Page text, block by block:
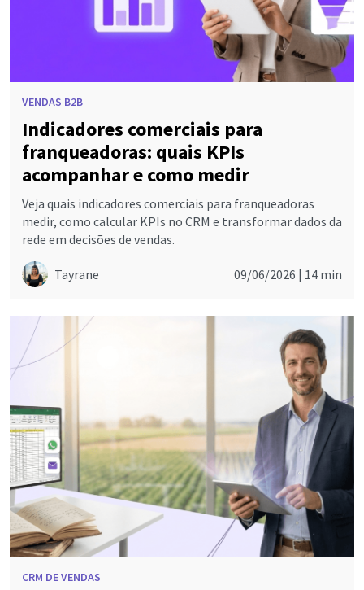
VENDAS B2B
Indicadores comerciais para
franqueadoras: quais KPIs
acompanhar e como medir
Veja quais indicadores comerciais para franqueadoras
medir, como calcular KPIs no CRM e transformar dados da
rede em decisões de vendas.
Tayrane 09/06/2026 | 14 min
CRM DE VENDAS